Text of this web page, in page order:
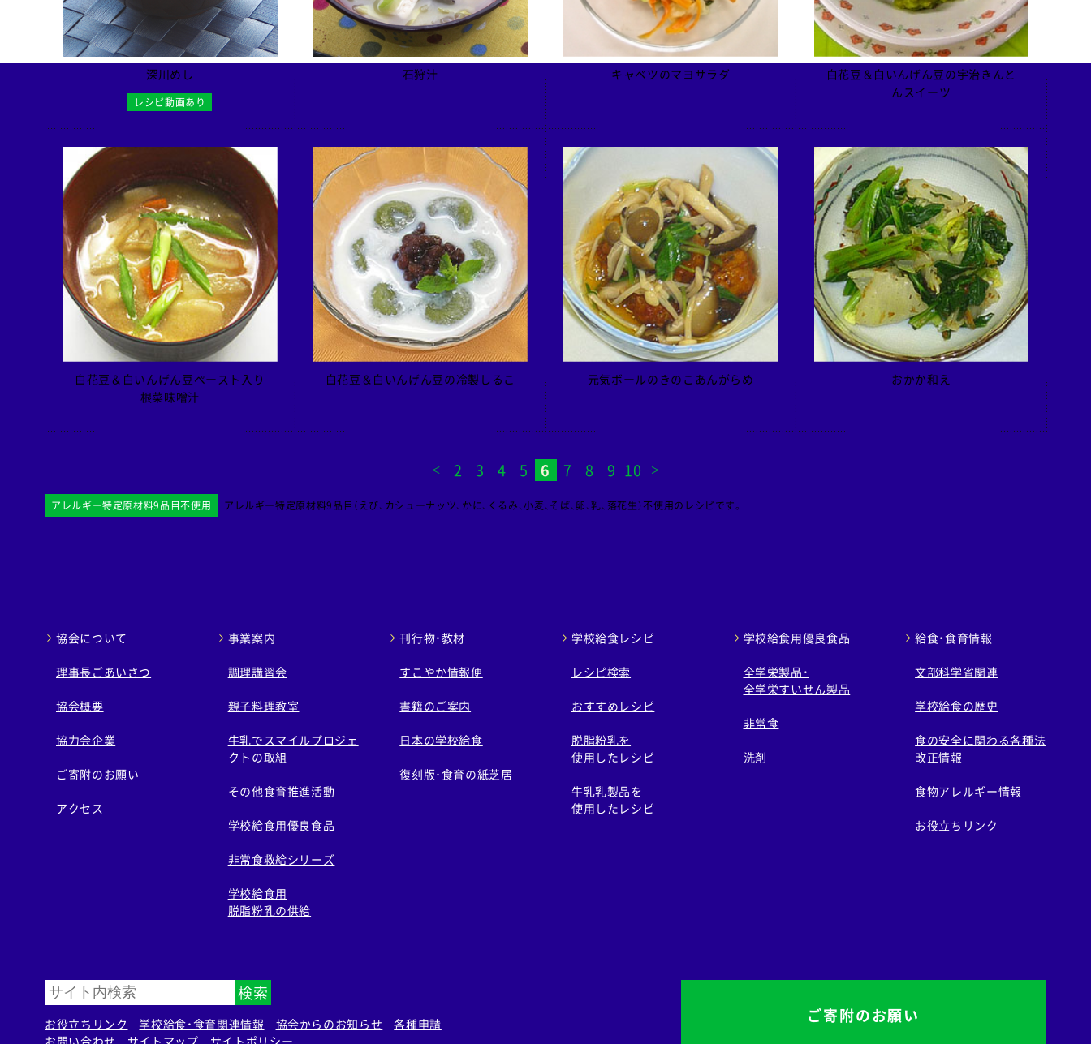
深川めし
レシピ動画あり
石狩汁 キャベツのマヨサラダ
白花豆＆白いんげん豆の宇治きんと
んスイーツ
白花豆＆白いんげん豆ペースト入り
根菜味噌汁
白花豆＆白いんげん豆の冷製しるこ 元気ボールのきのこあんがらめ おかか和え
2 3 4 5 6 7 8 9 10
アレルギー特定原材料9品目不使用 アレルギー特定原材料9品目（えび、カシューナッツ、かに、くるみ、小麦、そば、卵、乳、落花生）不使用のレシピです。
協会について
理事長ごあいさつ
協会概要
協力会企業
ご寄附のお願い
アクセス
事業案内
調理講習会
親子料理教室
牛乳でスマイルプロジェ
クトの取組
その他食育推進活動
学校給食用優良食品
非常食救給シリーズ
学校給食用
脱脂粉乳の供給
刊行物・教材
すこやか情報便
書籍のご案内
日本の学校給食
復刻版･食育の紙芝居
学校給食レシピ
レシピ検索
おすすめレシピ
脱脂粉乳を
使用したレシピ
牛乳乳製品を
使用したレシピ
学校給食用優良食品
全学栄製品・
全学栄すいせん製品
非常食
洗剤
給食・食育情報
文部科学省関連
学校給食の歴史
食の安全に関わる各種法
改正情報
食物アレルギー情報
お役立ちリンク
検索
お役立ちリンク 学校給食・食育関連情報 協会からのお知らせ
各種申請
ご寄附のお願い